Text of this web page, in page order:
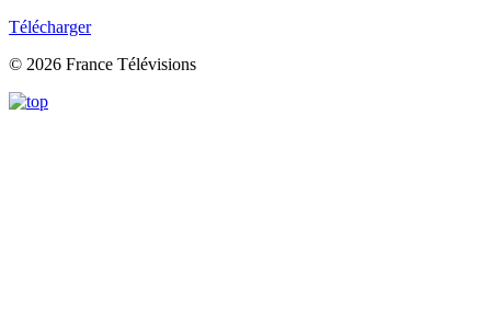
Télécharger
© 2026 France Télévisions